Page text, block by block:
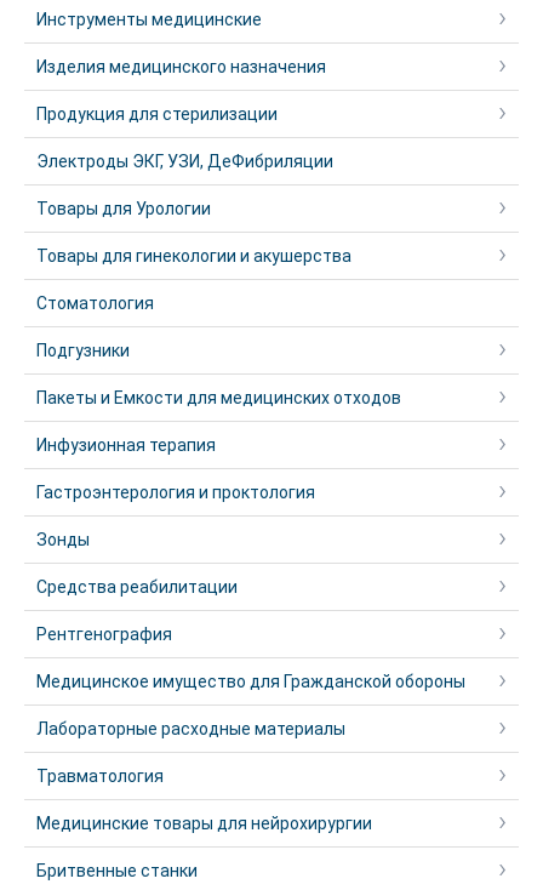
Инструменты медицинские
Изделия медицинского назначения
Продукция для стерилизации
Электроды ЭКГ, УЗИ, ДеФибриляции
Товары для Урологии
Товары для гинекологии и акушерства
Стоматология
Подгузники
Пакеты и Емкости для медицинских отходов
Инфузионная терапия
Гастроэнтерология и проктология
Зонды
Средства реабилитации
Рентгенография
Медицинское имущество для Гражданской обороны
Лабораторные расходные материалы
Травматология
Медицинские товары для нейрохирургии
Бритвенные станки